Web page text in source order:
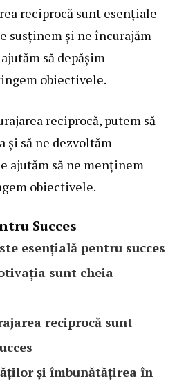
reciprocă sunt esențiale
susținem și ne încurajăm
să depășim
obiectivele.
reciprocă, putem să
și să ne dezvoltăm
ajutăm să ne menținem
obiectivele.
Succes
esențială pentru succes
sunt cheia
reciprocă sunt
și îmbunătățirea în